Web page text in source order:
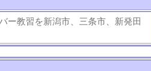
教習を新潟市、三条市、新発田